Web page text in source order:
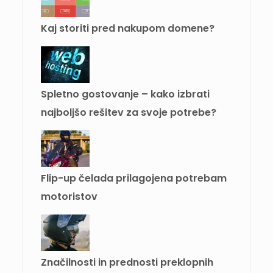
Kaj storiti pred nakupom domene?
Spletno gostovanje – kako izbrati
najboljšo rešitev za svoje potrebe?
Flip-up čelada prilagojena potrebam
motoristov
Značilnosti in prednosti preklopnih